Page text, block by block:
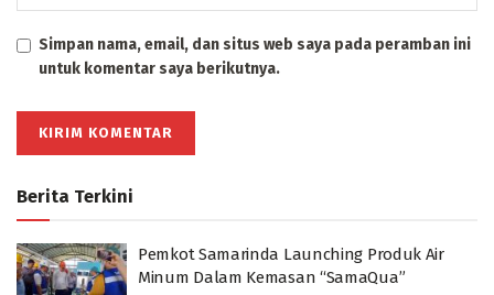
Simpan nama, email, dan situs web saya pada peramban ini
untuk komentar saya berikutnya.
Berita Terkini
Pemkot Samarinda Launching Produk Air
Minum Dalam Kemasan “SamaQua”